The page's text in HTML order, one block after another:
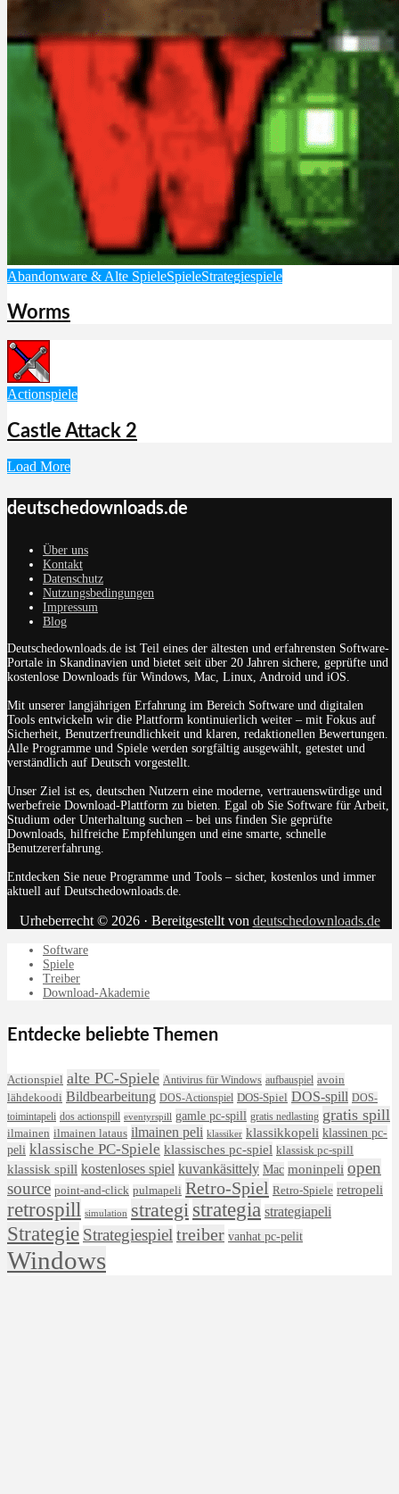
Abandonware & Alte SpieleSpieleStrategiespiele
Worms
Actionspiele
Castle Attack 2
Load More
deutschedownloads.de
Über uns
Kontakt
Datenschutz
Nutzungsbedingungen
Impressum
Blog
Deutschedownloads.de ist Teil eines der ältesten und erfahrensten Software-
Portale in Skandinavien und bietet seit über 20 Jahren sichere, geprüfte und
kostenlose Downloads für Windows, Mac, Linux, Android und iOS.
Mit unserer langjährigen Erfahrung im Bereich Software und digitalen
Tools entwickeln wir die Plattform kontinuierlich weiter – mit Fokus auf
Sicherheit, Benutzerfreundlichkeit und klaren, redaktionellen Bewertungen.
Alle Programme und Spiele werden sorgfältig ausgewählt, getestet und
verständlich auf Deutsch vorgestellt.
Unser Ziel ist es, deutschen Nutzern eine moderne, vertrauenswürdige und
werbefreie Download-Plattform zu bieten. Egal ob Sie Software für Arbeit,
Studium oder Unterhaltung suchen – bei uns finden Sie geprüfte
Downloads, hilfreiche Empfehlungen und eine smarte, schnelle
Benutzererfahrung.
Entdecken Sie neue Programme und Tools – sicher, kostenlos und immer
aktuell auf Deutschedownloads.de.
Urheberrecht © 2026 · Bereitgestellt von deutschedownloads.de
Software
Spiele
Treiber
Download-Akademie
Entdecke beliebte Themen
Actionspiel alte PC-Spiele Antivirus für Windows aufbauspiel avoin
lähdekoodi Bildbearbeitung DOS-Actionspiel DOS-Spiel DOS-spill DOS-
toimintapeli dos actionspill eventyrspill gamle pc-spill gratis nedlasting gratis spill
ilmainen ilmainen lataus ilmainen peli klassiker klassikkopeli klassinen pc-
peli klassische PC-Spiele klassisches pc-spiel klassisk pc-spill
klassisk spill kostenloses spiel kuvankäsittely Mac moninpeli open
source point-and-click pulmapeli Retro-Spiel Retro-Spiele retropeli
retrospill simulation strategi strategia strategiapeli
Strategie Strategiespiel treiber vanhat pc-pelit
Windows